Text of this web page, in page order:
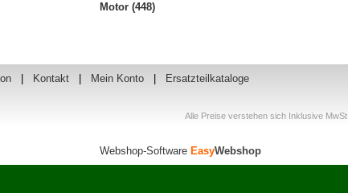
Motor (448)
| Kontakt | Mein Konto | Ersatzteilkataloge
Alle Preise verstehen sich Inklusive MwSt.
Webshop-Software EasyWebshop